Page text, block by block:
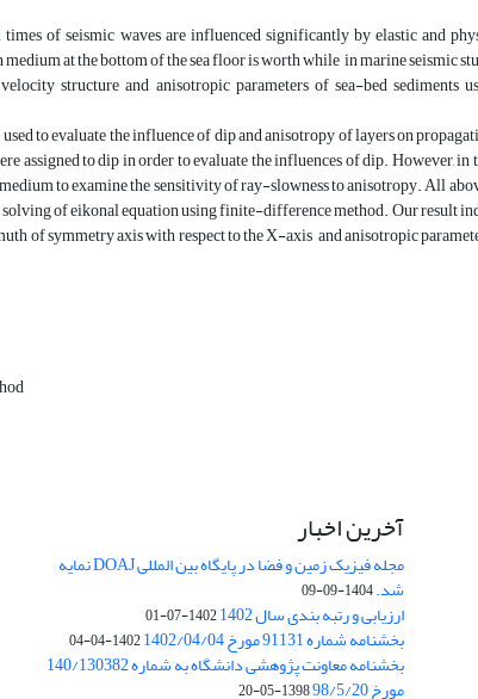
of seismic waves are influenced significantly by elastic and
at the bottom of the sea floor is worth while in marine seismic
structure and anisotropic parameters of sea-bed sediments
to evaluate the influence of dip and anisotropy of layers on
assigned to dip in order to evaluate the influences of dip. However, in
to examine the sensitivity of ray-slowness to anisotropy. All
of eikonal equation using finite-difference method. Our result
of symmetry axis with respect to the X-axis and anisotropic
آخرین اخبار
مجله فیزیک زمین و فضا در پایگاه بین المللی DOAJ نمایه
شد.1404-09-09
ارزیابی و رتبه بندی سال 1402 1402-07-01
بخشنامه شماره 91131 مورخ 1402/04/04 1402-04-04
بخشنامه معاونت پژوهشی دانشگاه به شماره 140/130382
مورخ 98/5/20 1398-05-20